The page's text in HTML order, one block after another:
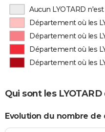
Aucun LYOTARD
Département où les
Département où les
Département où les
Département où les
Qui sont les
Evolution du nombre de